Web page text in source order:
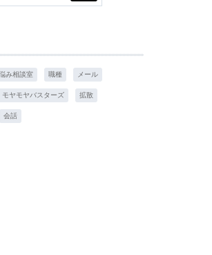
み相談室 職種 メール
モヤモヤバスターズ 拡散
会話